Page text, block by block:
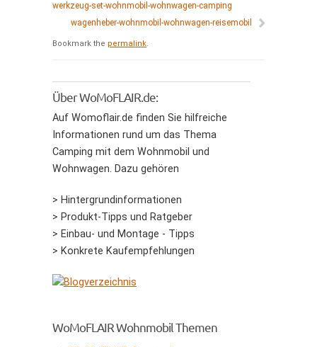
werkzeug-set-wohnmobil-wohnwagen-camping
wagenheber-wohnmobil-wohnwagen-reisemobil
Bookmark the permalink.
Über WoMoFLAIR.de:
Auf Womoflair.de finden Sie hilfreiche
Informationen rund um das Thema
Camping mit dem Wohnmobil und
Wohnwagen. Dazu gehören
> Hintergrundinformationen
> Produkt-Tipps und Ratgeber
> Einbau- und Montage - Tipps
> Konkrete Kaufempfehlungen
WoMoFLAIR Wohnmobil Themen